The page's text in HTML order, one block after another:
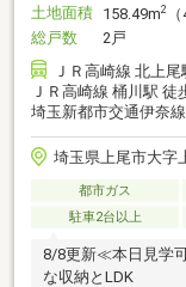
土地面積 158.49m2
総戸数
2戸
ＪＲ高崎線 北上
ＪＲ高崎線 桶川駅 徒
埼玉新都市交通伊奈
埼玉県上尾市大字
都市ガス
駐車2台以上
8/8更新≪本日見学
な収納とLDK